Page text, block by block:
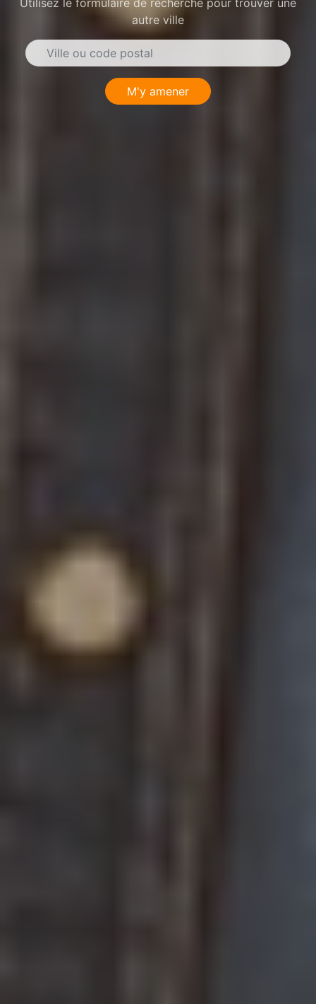
Utilisez le formulaire de recherche pour trouver une
autre ville
M'y amener